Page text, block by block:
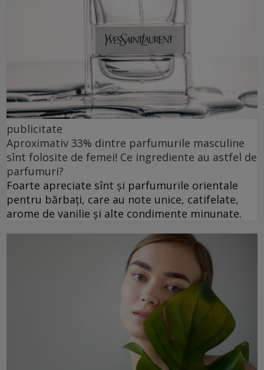
publicitate
Aproximativ 33% dintre parfumurile masculine
sînt folosite de femei! Ce ingrediente au astfel de
parfumuri?
Foarte apreciate sînt și parfumurile orientale
pentru bărbați, care au note unice, catifelate,
arome de vanilie și alte condimente minunate.